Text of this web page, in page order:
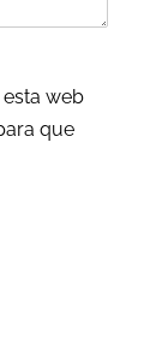
web
que